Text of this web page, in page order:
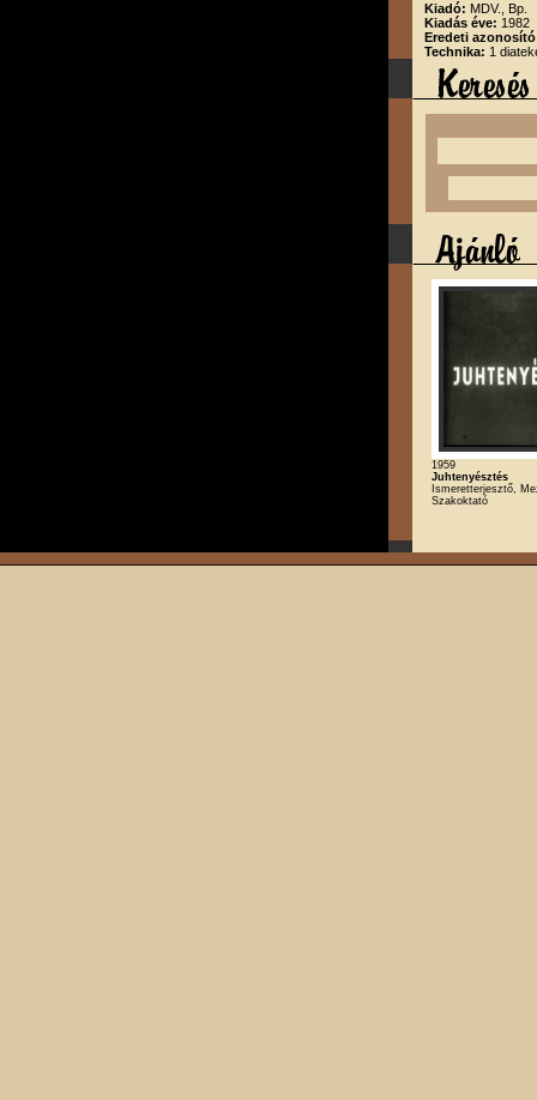
Kiadó: MDV., Bp.
Kiadás éve: 1982
Eredeti
Technika: 1
1959
Juhtenyésztés
Ismeretterjesztő,
Szakoktató